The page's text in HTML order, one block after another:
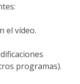
el vídeo.
programas).